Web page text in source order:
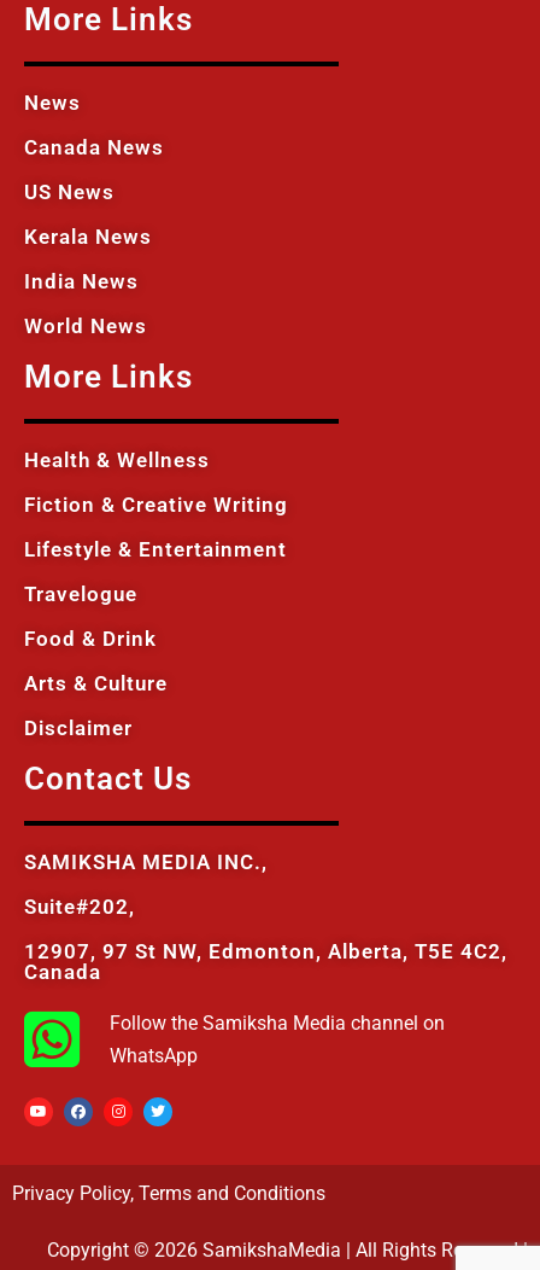
More Links
News
Canada News
US News
Kerala News
India News
World News
More Links
Health & Wellness
Fiction & Creative Writing
Lifestyle & Entertainment
Travelogue
Food & Drink
Arts & Culture
Disclaimer
Contact Us
SAMIKSHA MEDIA INC.,
Suite#202,
12907, 97 St NW, Edmonton, Alberta, T5E 4C2,
Canada
Follow the Samiksha Media channel on
WhatsApp
Privacy Policy, Terms and Conditions
Copyright © 2026 SamikshaMedia | All Rights Reserved |